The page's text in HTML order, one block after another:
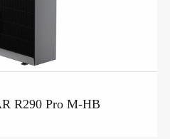
R290 Pro M-HB